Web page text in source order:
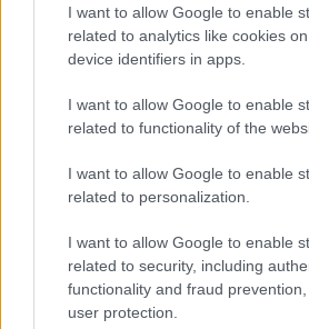
I want to allow Google to enable
related to analytics like cookies
device identifiers in apps.
I want to allow Google to enable
related to functionality of the
I want to allow Google to enable
related to personalization.
I want to allow Google to enable
related to security, including
functionality and fraud
user protection.
της Ζωής
Οι άνθρωποι, οι αυθεντικές
το ελληνικό καλοκαίρι
πολιτισμός που μας ενώνει
ΓΙΑ ΤΟ ΚΑΛΟΚΑΙΡΙ
ΤΟ ΠΑΡΟΝ ΤΗΣ